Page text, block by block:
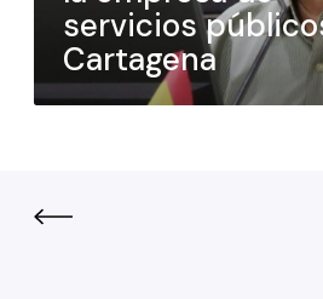
servicios
Cartagena